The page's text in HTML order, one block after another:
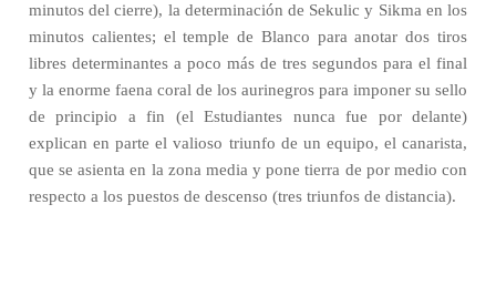
minutos del cierre), la determinación de Sekulic y Sikma en los
minutos calientes; el temple de Blanco para anotar dos tiros
libres determinantes a poco más de tres segundos para el final
y la enorme faena coral de los aurinegros para imponer su sello
de principio a fin (el Estudiantes nunca fue por delante)
explican en parte el valioso triunfo de un equipo, el canarista,
que se asienta en la zona media y pone tierra de por medio con
respecto a los puestos de descenso (tres triunfos de distancia).